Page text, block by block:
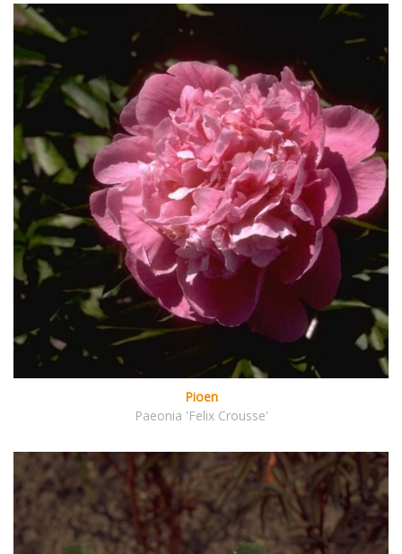
Pioen
Paeonia 'Felix Crousse'